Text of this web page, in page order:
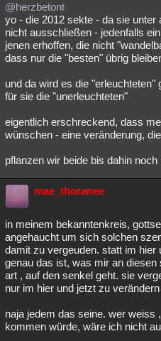
@herzbetont
yo - die 2012 sekte - da sie
nicht ausschließen - jedenfalls
jenen erhoffen, die nicht
dass nur die "besten" übrig
und da wird es die
für sie die "unerleuchteten"
eigentlich erschreckend, dass
wünschen - eine veränderung,
pflanzen wir beide bis dahin
mae_thoranee
in meinem bekanntenkreis,
angehaucht um sich solchen
damit zu vergeuden. statt im hier
genau das ist, was mir an
art , auf den senkel geht. sie
nur im hier und jetzt zu
naja jedem das seine. wer weiss
kommen würde, wäre ich nicht